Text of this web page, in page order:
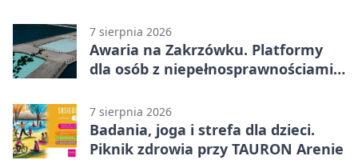
7 sierpnia 2026
Awaria na Zakrzówku. Platformy
dla osób z niepełnosprawnościami
7 sierpnia 2026
Badania, joga i strefa dla dzieci.
Piknik zdrowia przy TAURON Arenie